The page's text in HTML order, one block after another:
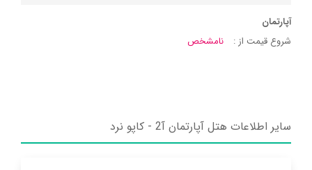
آپارتمان
شروع قیمت از :
نامشخص
سایر اطلاعات هتل آپارتمان آ2 - کاپو نرد